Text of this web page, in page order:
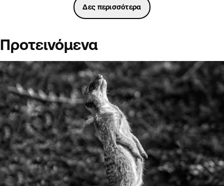
Δες περισσότερα
Προτεινόμενα